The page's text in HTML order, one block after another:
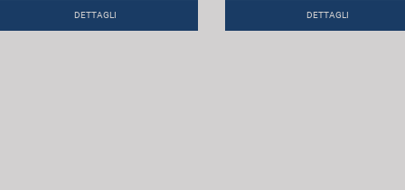
DETTAGLI DETTAGLI